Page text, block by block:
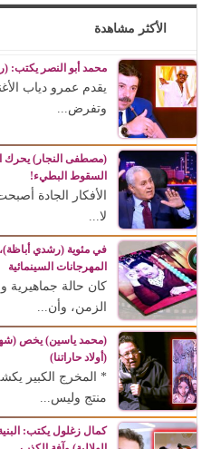
الأكثر مشاهدة
محمد أبو النصر يكتب:
يقدم عمرو دياب
وتفرض...
(مصطفى النجار) يحرك
السقوط البطيء!
الأفكار الجادة
لا...
في مئوية (رشدي
المهرجانات السينمائية
كان حالة جماهيرية
الزمن، وأن...
(محمد ياسين) يخص
(أولاد حاراتنا)
* المخرج الكبير
منتج وليس...